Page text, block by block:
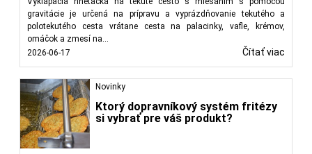
gravitácie je určená na prípravu a vyprázdňovanie tekutého a
polotekutého cesta vrátane cesta na palacinky, vafle, krémov,
omáčok a zmesí na...
2026-06-17
Čítať viac
Novinky
Ktorý dopravníkový systém fritézy
si vybrať pre váš produkt?